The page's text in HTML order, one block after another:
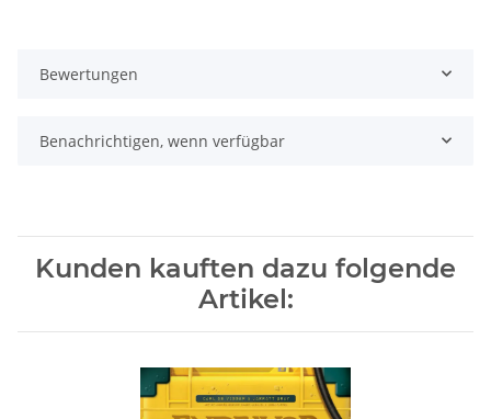
Bewertungen
Benachrichtigen, wenn verfügbar
Kunden kauften dazu folgende
Artikel: